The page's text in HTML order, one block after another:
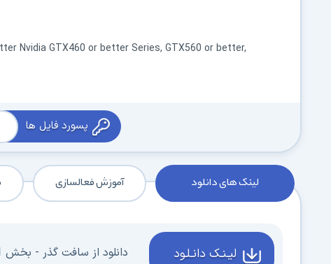
Nvidia GTX460 or better Series, GTX560 or better,
پسورد فایل ها
لینک های دانلود آموزش فعالسازی
لیـنـک دانـلـود دانلود از سافت گذر - بخش 1 - 1 گیگابایت